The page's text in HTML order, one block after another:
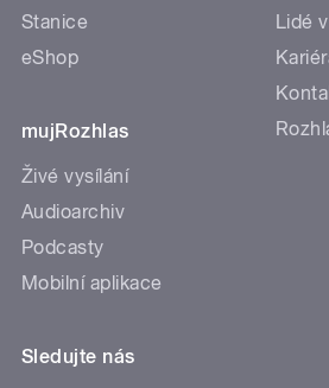
Stanice
eShop
mujRozhlas
Živé vysílání
Audioarchiv
Podcasty
Mobilní aplikace
Lidé
Sledujte nás